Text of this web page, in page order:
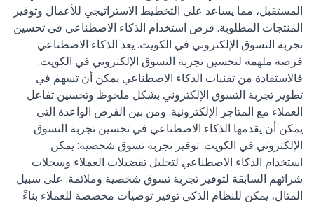
المستقبل، مما يساعد على التخطيط الاستراتيجي للأعمال وتوفير
المنتجات المطلوبة. فرص استخدام الذكاء الاصطناعي في تحسين
تجربة التسوق الإلكتروني في الكويت. يعد الذكاء الاصطناعي
فرصة ملهمة لتحسين تجربة التسوق الإلكتروني في الكويت.
فالاستفادة من تقنيات الذكاء الاصطناعي يمكن أن تسهم في
تطوير تجربة التسوق الإلكتروني بشكل ملحوظ وتحسين تفاعل
العملاء مع المتاجر الإلكترونية. ومن بين الفرص الواعدة التي
يمكن أن يقدمها الذكاء الاصطناعي في تحسين تجربة التسوق
الإلكتروني في الكويت: توفير تجربة تسوق شخصية: يمكن
استخدام الذكاء الاصطناعي لتحليل تفضيلات العملاء وسجلات
شرائهم السابقة لتوفير تجربة تسوق شخصية وملائمة. على سبيل
المثال، يمكن للنظام الذكي توفير توصيات مخصصة للعملاء بناءً